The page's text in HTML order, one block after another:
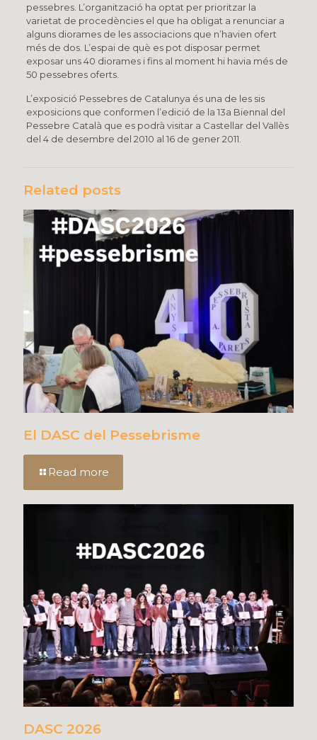
pessebres. L’organització ha optat per prioritzar la
varietat de procedències el que ha obligat a renunciar a
alguns diorames de les associacions que n’havien ofert
més de dos. L’espai de què es pot disposar permet
exposar uns 40 diorames i fins al moment hi havia més de
50 pessebres oferts.
L’exposició Pessebres de Catalunya és una de les sis
exposicions que conformen l’edició de la 13a Biennal del
Pessebre Català que es podrà visitar a Castellar del Vallès
del 4 de desembre del 2010 al 16 de gener 2011.
Related posts
El DASC del Pessebrisme
Read more
DASC 2026